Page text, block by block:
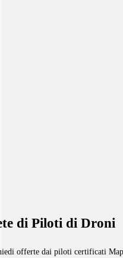
di Piloti di Droni
offerte dai piloti certificati